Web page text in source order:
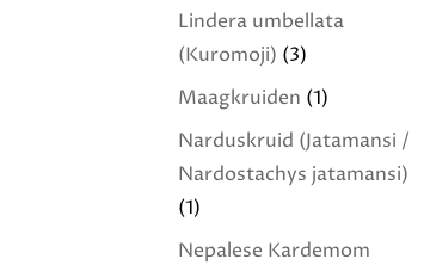
Lindera umbellata
(Kuromoji) (3)
Maagkruiden (1)
Narduskruid (Jatamansi /
Nardostachys jatamansi)
(1)
Nepalese Kardemom